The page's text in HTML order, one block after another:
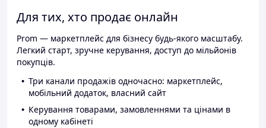
Для тих, хто продає онлайн
Prom — маркетплейс для бізнесу будь-якого масштабу.
Легкий старт, зручне керування, доступ до мільйонів
покупців.
Три канали продажів одночасно: маркетплейс,
мобільний додаток, власний сайт
Керування товарами, замовленнями та цінами в
одному кабінеті